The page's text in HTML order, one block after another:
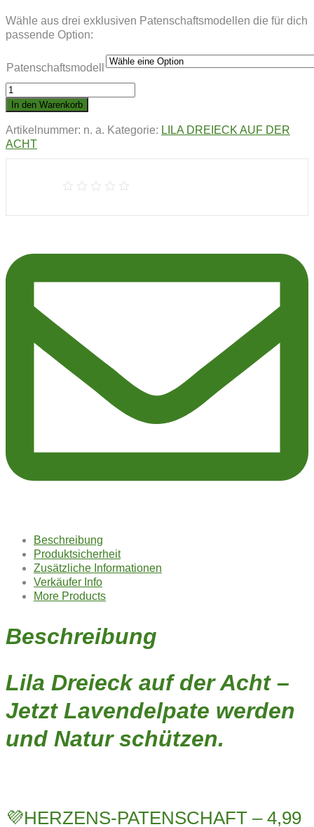
Wähle aus drei exklusiven Patenschaftsmodellen die für dich
passende Option:
Patenschaftsmodell
LILA
DREIECK
DER
ACHT
|
In den Warenkorb
Artikelnummer: n. a. Kategorie: LILA DREIECK AUF DER
ACHT
Beschreibung
Produktsicherheit
Zusätzliche Informationen
Verkäufer Info
More Products
Beschreibung
Lila Dreieck auf der Acht –
Jetzt Lavendelpate werden
und Natur schützen.
💜HERZENS-PATENSCHAFT – 4,99